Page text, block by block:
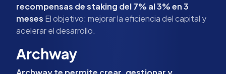
recompensas de staking del 7% al 3% en 3
meses El objetivo: mejorar la eficiencia del capital y
acelerar el desarrollo.
Archway